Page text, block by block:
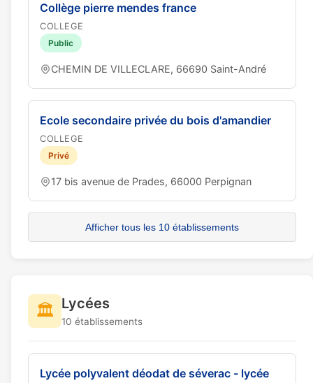
Collège pierre mendes france
COLLEGE
Public
CHEMIN DE VILLECLARE, 66690 Saint-André
Ecole secondaire privée du bois d'amandier
COLLEGE
Privé
17 bis avenue de Prades, 66000 Perpignan
Afficher tous les 10 établissements
🏛️ Lycées
10 établissements
Lycée polyvalent déodat de séverac - lycée